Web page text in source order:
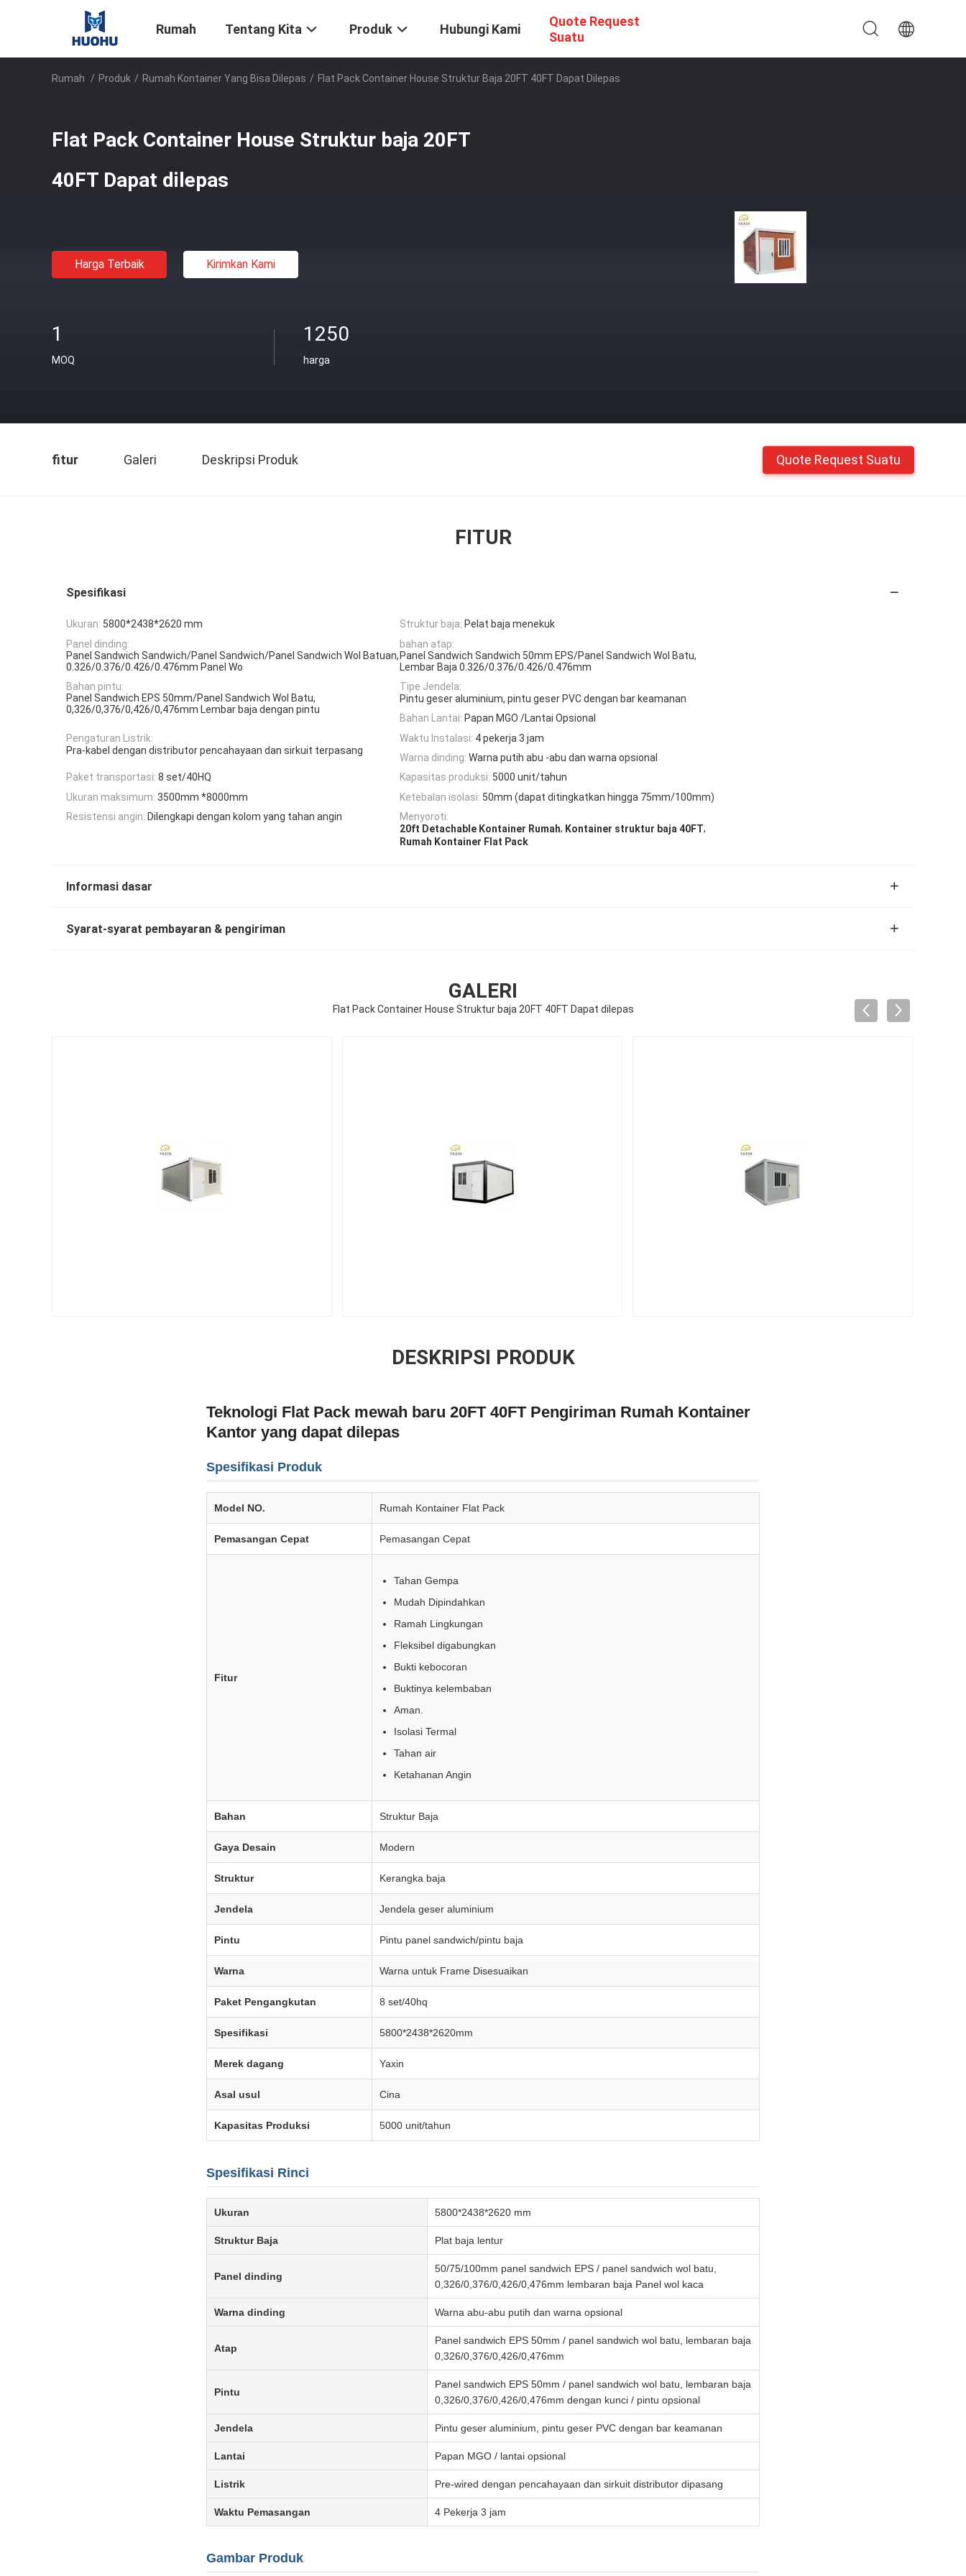
Rumah Tentang Kita Produk Hubungi Kami
Quote Request
Suatu
Rumah / Produk / Rumah Kontainer Yang Bisa Dilepas / Flat Pack Container House Struktur Baja 20FT 40FT Dapat Dilepas
Flat Pack Container House Struktur baja 20FT
40FT Dapat dilepas
Harga Terbaik Kirimkan Kami
1
MOQ
1250
harga
fitur Galeri Deskripsi Produk Quote Request Suatu
FITUR
Spesifikasi
Ukuran: 5800*2438*2620 mm Struktur baja: Pelat baja menekuk
Panel dinding:
Panel Sandwich Sandwich/Panel Sandwich/Panel Sandwich Wol Batuan,
0.326/0.376/0.426/0.476mm Panel Wo
bahan atap:
Panel Sandwich Sandwich 50mm EPS/Panel Sandwich Wol Batu,
Lembar Baja 0.326/0.376/0.426/0.476mm
Bahan pintu:
Panel Sandwich EPS 50mm/Panel Sandwich Wol Batu,
0,326/0,376/0,426/0,476mm Lembar baja dengan pintu
Tipe Jendela:
Pintu geser aluminium, pintu geser PVC dengan bar keamanan
Bahan Lantai: Papan MGO /Lantai Opsional
Pengaturan Listrik:
Pra-kabel dengan distributor pencahayaan dan sirkuit terpasang
Waktu Instalasi: 4 pekerja 3 jam
Warna dinding: Warna putih abu -abu dan warna opsional
Paket transportasi: 8 set/40HQ Kapasitas produksi: 5000 unit/tahun
Ukuran maksimum: 3500mm *8000mm Ketebalan isolasi: 50mm (dapat ditingkatkan hingga 75mm/100mm)
Resistensi angin: Dilengkapi dengan kolom yang tahan angin
Menyoroti:
20ft Detachable Kontainer Rumah, Kontainer struktur baja 40FT,
Rumah Kontainer Flat Pack
Informasi dasar
Syarat-syarat pembayaran & pengiriman
GALERI
Flat Pack Container House Struktur baja 20FT 40FT Dapat dilepas
DESKRIPSI PRODUK
Teknologi Flat Pack mewah baru 20FT 40FT Pengiriman Rumah Kontainer
Kantor yang dapat dilepas
Spesifikasi Produk
Model NO. Rumah Kontainer Flat Pack
Pemasangan Cepat Pemasangan Cepat
Fitur
Tahan Gempa
Mudah Dipindahkan
Ramah Lingkungan
Fleksibel digabungkan
Bukti kebocoran
Buktinya kelembaban
Aman.
Isolasi Termal
Tahan air
Ketahanan Angin
Bahan Struktur Baja
Gaya Desain Modern
Struktur Kerangka baja
Jendela Jendela geser aluminium
Pintu Pintu panel sandwich/pintu baja
Warna Warna untuk Frame Disesuaikan
Paket Pengangkutan 8 set/40hq
Spesifikasi 5800*2438*2620mm
Merek dagang Yaxin
Asal usul Cina
Kapasitas Produksi 5000 unit/tahun
Spesifikasi Rinci
Ukuran 5800*2438*2620 mm
Struktur Baja Plat baja lentur
Panel dinding
50/75/100mm panel sandwich EPS / panel sandwich wol batu,
0,326/0,376/0,426/0,476mm lembaran baja Panel wol kaca
Warna dinding Warna abu-abu putih dan warna opsional
Atap
Panel sandwich EPS 50mm / panel sandwich wol batu, lembaran baja
0,326/0,376/0,426/0,476mm
Pintu
Panel sandwich EPS 50mm / panel sandwich wol batu, lembaran baja
0,326/0,376/0,426/0,476mm dengan kunci / pintu opsional
Jendela Pintu geser aluminium, pintu geser PVC dengan bar keamanan
Lantai Papan MGO / lantai opsional
Listrik Pre-wired dengan pencahayaan dan sirkuit distributor dipasang
Waktu Pemasangan 4 Pekerja 3 jam
Gambar Produk